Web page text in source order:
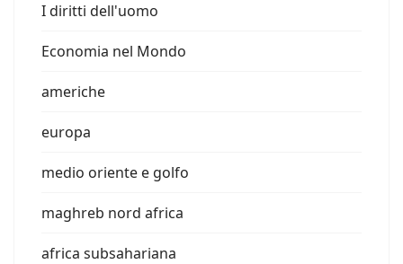
I diritti dell'uomo
Economia nel Mondo
americhe
europa
medio oriente e golfo
maghreb nord africa
africa subsahariana